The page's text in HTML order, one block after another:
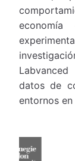
datos de
entornos